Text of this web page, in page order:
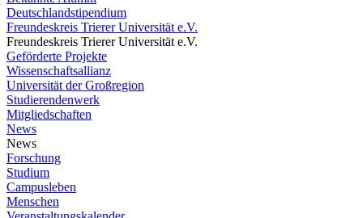
Deutschlandstipendium
Freundeskreis Trierer Universität e.V.
Freundeskreis Trierer Universität e.V.
Geförderte Projekte
Wissenschaftsallianz
Universität der Großregion
Studierendenwerk
Mitgliedschaften
News
News
Forschung
Studium
Campusleben
Menschen